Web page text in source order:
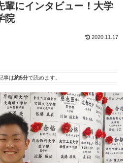
輩にインタビュー！大学
院
2020.11.17
事は約5分で読めます。